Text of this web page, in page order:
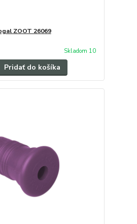
ZOOT 26069
Skladom 10
Pridať do košíka